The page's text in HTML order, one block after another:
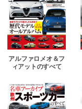
アルファロメオ＆フ
ィアットのすべて